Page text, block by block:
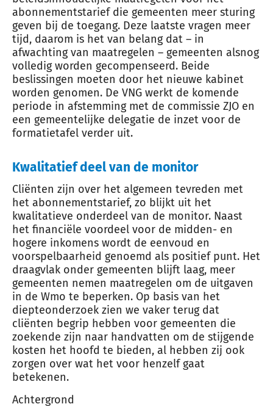
abonnementstarief die gemeenten meer sturing
geven bij de toegang. Deze laatste vragen meer
tijd, daarom is het van belang dat – in
afwachting van maatregelen – gemeenten alsnog
volledig worden gecompenseerd. Beide
beslissingen moeten door het nieuwe kabinet
worden genomen. De VNG werkt de komende
periode in afstemming met de commissie ZJO en
een gemeentelijke delegatie de inzet voor de
formatietafel verder uit.
Kwalitatief deel van de monitor
Cliënten zijn over het algemeen tevreden met
het abonnementstarief, zo blijkt uit het
kwalitatieve onderdeel van de monitor. Naast
het financiële voordeel voor de midden- en
hogere inkomens wordt de eenvoud en
voorspelbaarheid genoemd als positief punt. Het
draagvlak onder gemeenten blijft laag, meer
gemeenten nemen maatregelen om de uitgaven
in de Wmo te beperken. Op basis van het
diepteonderzoek zien we vaker terug dat
cliënten begrip hebben voor gemeenten die
zoekende zijn naar handvatten om de stijgende
kosten het hoofd te bieden, al hebben zij ook
zorgen over wat het voor henzelf gaat
betekenen.
Achtergrond